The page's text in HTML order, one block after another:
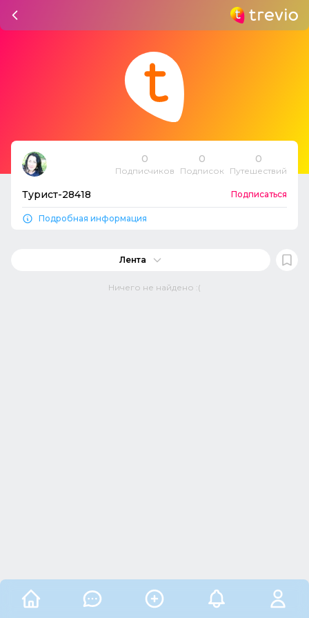
0
Подписчиков
0
Подписок
0
Путешествий
Турист-28418 Подписаться
Подробная информация
Лента
Ничего не найдено :(